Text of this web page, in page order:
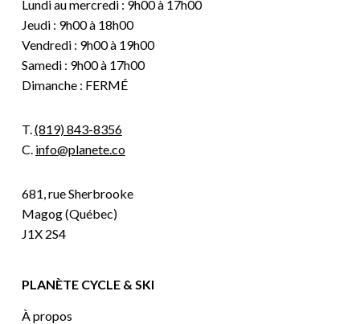
Lundi au mercredi : 9h00 à 17h00
Jeudi : 9h00 à 18h00
Vendredi : 9h00 à 19h00
Samedi : 9h00 à 17h00
Dimanche : FERMÉ
T.(819) 843-8356
C. info@planete.co
681, rue Sherbrooke
Magog (Québec)
J1X 2S4
PLANÈTE CYCLE & SKI
À propos